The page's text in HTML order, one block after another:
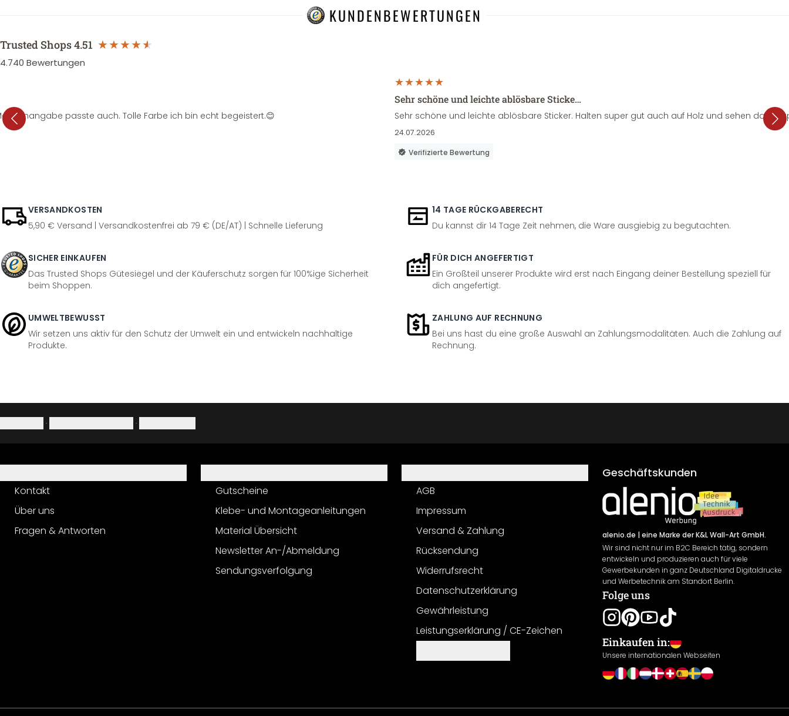
KUNDENBEWERTUNGEN
Trusted Shops4.51
4.740 Bewertungen
passte auch. Tolle Farbe ich bin echt begeistert.😊
Sehr schöne und leichte ablösbare Sticke…
Sehr schöne und leichte ablösbare Sticker. Halten super gut auch auf Holz und sehen dazu
24.07.2026
Verifizierte Bewertung
VERSANDKOSTEN
5,90 € Versand | Versandkostenfrei ab 79 € (DE/AT) | Schnelle Lieferung
14 TAGE RÜCKGABERECHT
Du kannst dir 14 Tage Zeit nehmen, die Ware ausgiebig zu begutachten.
SICHER EINKAUFEN
Das Trusted Shops Gütesiegel und der Käuferschutz sorgen für 100%ige Sicherheit
beim Shoppen.
FÜR DICH ANGEFERTIGT
Ein Großteil unserer Produkte wird erst nach Eingang deiner Bestellung speziell für
dich angefertigt.
UMWELTBEWUSST
Wir setzen uns aktiv für den Schutz der Umwelt ein und entwickeln nachhaltige
Produkte.
ZAHLUNG AUF RECHNUNG
Bei uns hast du eine große Auswahl an Zahlungsmodalitäten. Auch die Zahlung auf
Rechnung.
· ·
Kontakt
Über uns
Fragen & Antworten
Gutscheine
Klebe- und Montageanleitungen
Material Übersicht
Newsletter An-/Abmeldung
Sendungsverfolgung
AGB
Impressum
Versand & Zahlung
Rücksendung
Widerrufsrecht
Datenschutzerklärung
Gewährleistung
Leistungserklärung / CE-Zeichen
Geschäftskunden
alenio.de | eine Marke der K&L Wall-Art GmbH.
Wir sind nicht nur im B2C Bereich tätig, sondern
entwickeln und produzieren auch für viele
Gewerbekunden in ganz Deutschland Digitaldrucke
und Werbetechnik am Standort Berlin.
Folge uns
Einkaufen in:
Unsere internationalen Webseiten